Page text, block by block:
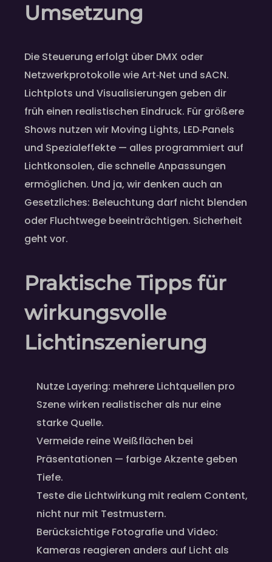
Umsetzung
Die Steuerung erfolgt über DMX oder
Netzwerkprotokolle wie Art‑Net und sACN.
Lichtplots und Visualisierungen geben dir
früh einen realistischen Eindruck. Für größere
Shows nutzen wir Moving Lights, LED‑Panels
und Spezialeffekte — alles programmiert auf
Lichtkonsolen, die schnelle Anpassungen
ermöglichen. Und ja, wir denken auch an
Gesetzliches: Beleuchtung darf nicht blenden
oder Fluchtwege beeinträchtigen. Sicherheit
geht vor.
Praktische Tipps für
wirkungsvolle
Lichtinszenierung
Nutze Layering: mehrere Lichtquellen pro
Szene wirken realistischer als nur eine
starke Quelle.
Vermeide reine Weißflächen bei
Präsentationen — farbige Akzente geben
Tiefe.
Teste die Lichtwirkung mit realem Content,
nicht nur mit Testmustern.
Berücksichtige Fotografie und Video:
Kameras reagieren anders auf Licht als